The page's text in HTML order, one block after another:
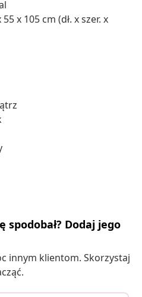
x 105 cm (dł. x szer. x
spodobał? Dodaj jego
innym klientom. Skorzystaj